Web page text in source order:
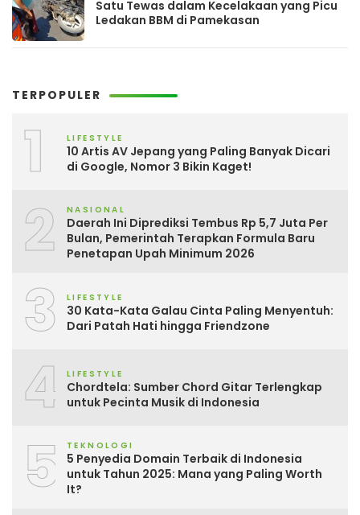
Satu Tewas dalam Kecelakaan yang Picu
Ledakan BBM di Pamekasan
TERPOPULER
1 LIFESTYLE
10 Artis AV Jepang yang Paling Banyak Dicari
di Google, Nomor 3 Bikin Kaget!
2 NASIONAL
Daerah Ini Diprediksi Tembus Rp 5,7 Juta Per
Bulan, Pemerintah Terapkan Formula Baru
Penetapan Upah Minimum 2026
3 LIFESTYLE
30 Kata-Kata Galau Cinta Paling Menyentuh:
Dari Patah Hati hingga Friendzone
4 LIFESTYLE
Chordtela: Sumber Chord Gitar Terlengkap
untuk Pecinta Musik di Indonesia
5 TEKNOLOGI
5 Penyedia Domain Terbaik di Indonesia
untuk Tahun 2025: Mana yang Paling Worth
It?